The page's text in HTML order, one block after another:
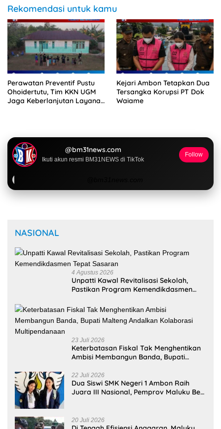
Rekomendasi untuk kamu
Perawatan Preventif Pustu
Ohoidertutu, Tim KKN UGM
Jaga Keberlanjutan Layanan
Kejari Ambon Tetapkan Dua
Tersangka Korupsi PT Dok
Waiame
@bm31news.com
Ikuti akun resmi BM31NEWS di TikTok
Follow
NASIONAL
4 Agustus 2026
Unpatti Kawal Revitalisasi Sekolah,
Pastikan Program Kemendikdasmen
23 Juli 2026
Keterbatasan Fiskal Tak Menghentikan
Ambisi Membangun Banda, Bupati
Multipendanaan
22 Juli 2026
Dua Siswi SMK Negeri 1 Ambon Raih
Juara III Nasional, Pemprov Maluku Beri
20 Juli 2026